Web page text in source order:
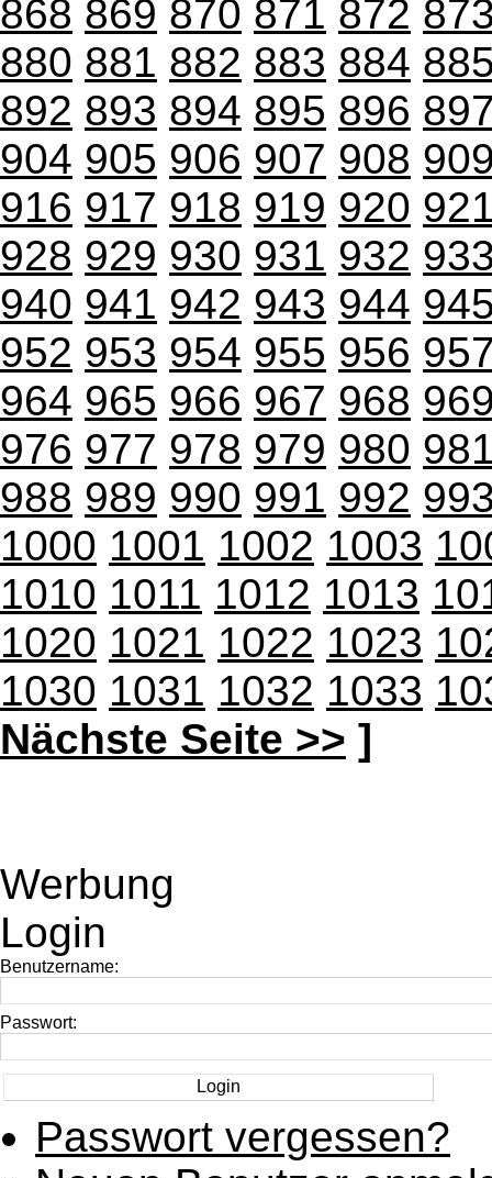
868 869 870 871 872
880 881 882 883 884
892 893 894 895 896
904 905 906 907 908
916 917 918 919 920
928 929 930 931 932
940 941 942 943 944
952 953 954 955 956
964 965 966 967 968
976 977 978 979 980
988 989 990 991 992
1000 1001 1002 1003
1010 1011 1012 1013
1020 1021 1022 1023
1030 1031 1032 1033
Nächste Seite >> ]
Werbung
Login
Benutzername:
Passwort:
Passwort vergessen?